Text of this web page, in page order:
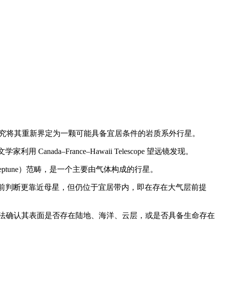
将其重新界定为一颗可能具备宜居条件的岩质系外行星。
利用 Canada–France–Hawaii Telescope 望远镜发现。
）范畴，是一个主要由气体构成的行星。
判断更靠近母星，但仍位于宜居带内，即在存在大气层前提
确认其表面是否存在陆地、海洋、云层，或是否具备生命存在